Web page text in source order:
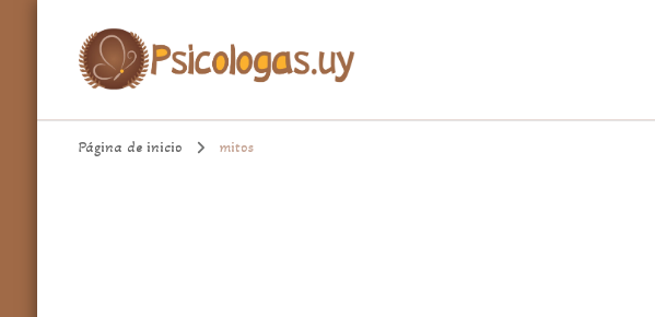
Psicologa.uy
Página de inicio mitos